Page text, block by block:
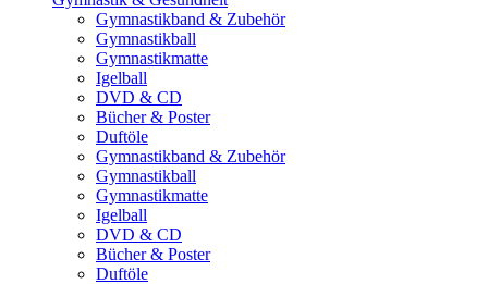
Gymnastikband & Zubehör
Gymnastikball
Gymnastikmatte
Igelball
DVD & CD
Bücher & Poster
Duftöle
Gymnastikband & Zubehör
Gymnastikball
Gymnastikmatte
Igelball
DVD & CD
Bücher & Poster
Duftöle